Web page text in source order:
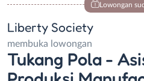
Lowongan
Liberty Society
membuka lowongan
Tukang Pola -